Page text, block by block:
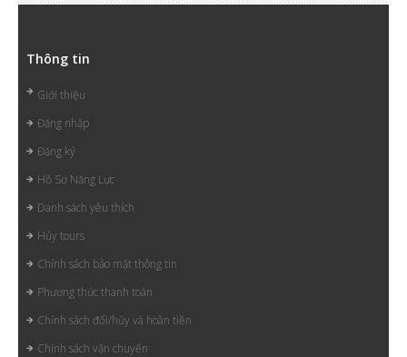
Thông tin
Giới thiệu
Đăng nhập
Đăng ký
Hồ Sơ Năng Lực
Danh sách yêu thích
Hủy tours
Chính sách bảo mật thông tin
Phương thức thanh toán
Chính sách đổi/hủy và hoàn tiền
Chính sách vận chuyển